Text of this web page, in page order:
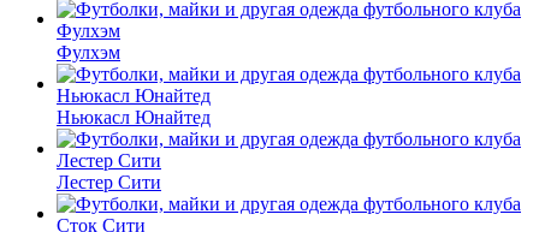
Фулхэм
Ньюкасл Юнайтед
Лестер Сити